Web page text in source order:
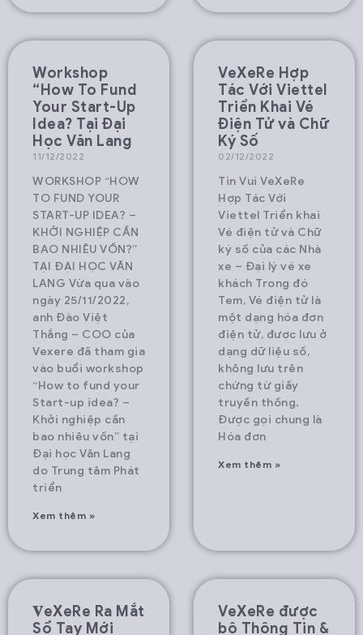
Workshop
“How To Fund
Your Start-Up
Idea? Tại Đại
Học Văn Lang
11/12/2022
WORKSHOP “HOW
TO FUND YOUR
START-UP IDEA? –
KHỞI NGHIỆP CẦN
BAO NHIÊU VỐN?”
TẠI ĐẠI HỌC VĂN
LANG Vừa qua vào
ngày 25/11/2022,
anh Đào Việt
Thắng – COO của
Vexere đã tham gia
vào buổi workshop
“How to fund your
Start-up idea? –
Khởi nghiệp cần
bao nhiêu vốn” tại
Đại học Văn Lang
do Trung tâm Phát
triển
Xem thêm »
VeXeRe Hợp
Tác Với Viettel
Triển Khai Vé
Điện Tử và Chữ
Ký Số
02/12/2022
Tin Vui VeXeRe
Hợp Tác Với
Viettel Triển khai
Vé điện tử và Chữ
ký số của các Nhà
xe – Đại lý vé xe
khách Trong đó
Tem, Vé điện tử là
một dạng hóa đơn
điện tử, được lưu ở
dạng dữ liệu số,
không lưu trên
chứng từ giấy
truyền thống.
Được gọi chung là
Hóa đơn
Xem thêm »
𝐕eXeRe Ra Mắt
Sổ Tay Mới
VeXeRe được
bộ Thông Tin &